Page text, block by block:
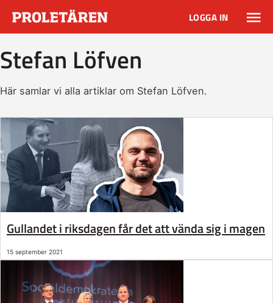
LOGGA IN
Stefan Löfven
Här samlar vi alla artiklar om Stefan Löfven.
Gullandet i riksdagen får det att vända sig i magen
15 september 2021